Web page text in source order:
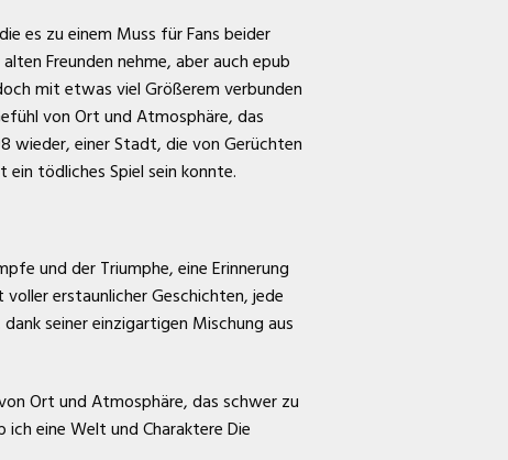
es zu einem Muss für Fans beider
Freunden nehme, aber auch epub
mit etwas viel Größerem verbunden
von Ort und Atmosphäre, das
wieder, einer Stadt, die von Gerüchten
tödliches Spiel sein konnte.
und der Triumphe, eine Erinnerung
erstaunlicher Geschichten, jede
seiner einzigartigen Mischung aus
Ort und Atmosphäre, das schwer zu
eine Welt und Charaktere Die